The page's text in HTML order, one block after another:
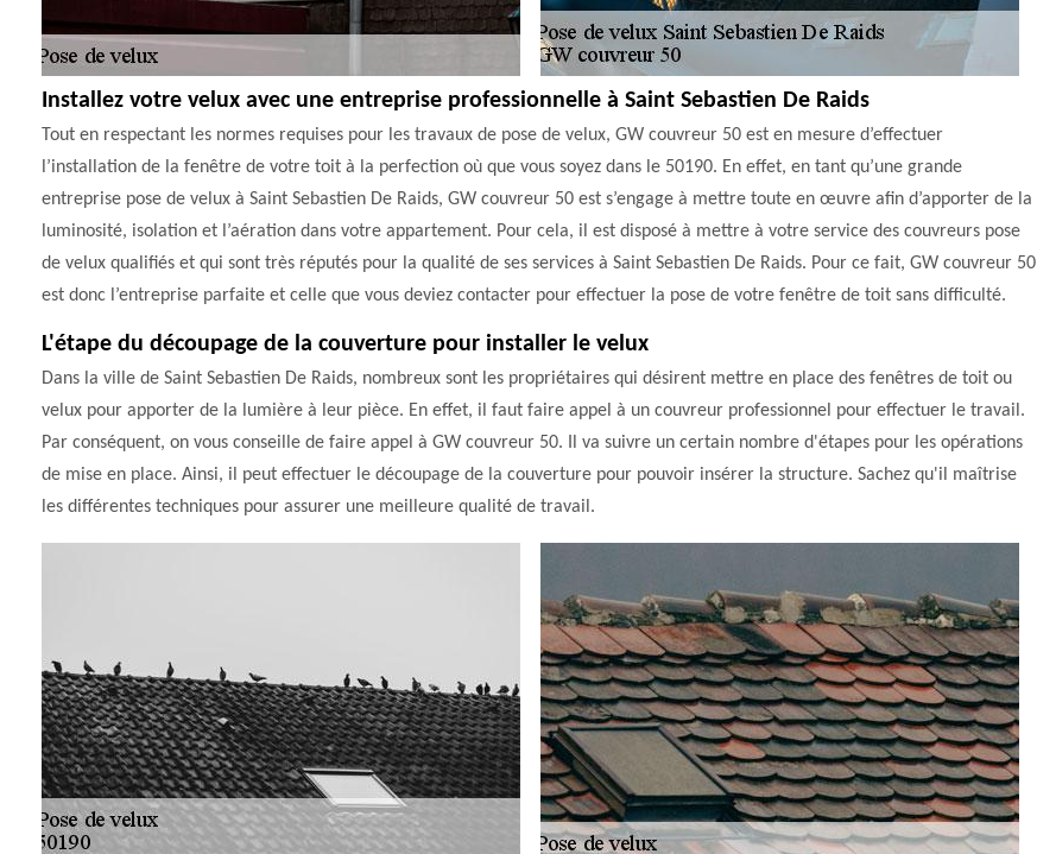
Installez votre velux avec une entreprise professionnelle à Saint Sebastien De Raids
Tout en respectant les normes requises pour les travaux de pose de velux, GW couvreur 50 est en mesure d’effectuer
l’installation de la fenêtre de votre toit à la perfection où que vous soyez dans le 50190. En effet, en tant qu’une grande
entreprise pose de velux à Saint Sebastien De Raids, GW couvreur 50 est s’engage à mettre toute en œuvre afin d’apporter de la
luminosité, isolation et l’aération dans votre appartement. Pour cela, il est disposé à mettre à votre service des couvreurs pose
de velux qualifiés et qui sont très réputés pour la qualité de ses services à Saint Sebastien De Raids. Pour ce fait, GW couvreur 50
est donc l’entreprise parfaite et celle que vous deviez contacter pour effectuer la pose de votre fenêtre de toit sans difficulté.
L'étape du découpage de la couverture pour installer le velux
Dans la ville de Saint Sebastien De Raids, nombreux sont les propriétaires qui désirent mettre en place des fenêtres de toit ou
velux pour apporter de la lumière à leur pièce. En effet, il faut faire appel à un couvreur professionnel pour effectuer le travail.
Par conséquent, on vous conseille de faire appel à GW couvreur 50. Il va suivre un certain nombre d'étapes pour les opérations
de mise en place. Ainsi, il peut effectuer le découpage de la couverture pour pouvoir insérer la structure. Sachez qu'il maîtrise
les différentes techniques pour assurer une meilleure qualité de travail.